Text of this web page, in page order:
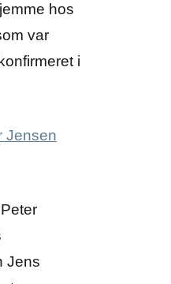
hos
var
i
Jensen
Jens